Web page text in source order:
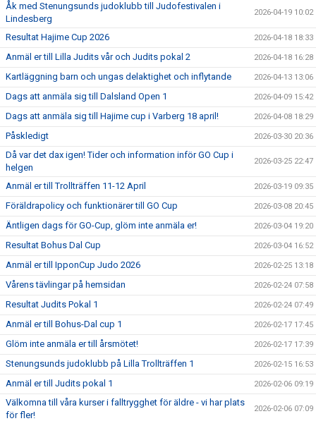
Åk med Stenungsunds judoklubb till Judofestivalen i
Lindesberg
2026-04-19 10:02
Resultat Hajime Cup 2026 2026-04-18 18:33
Anmäl er till Lilla Judits vår och Judits pokal 2 2026-04-18 16:28
Kartläggning barn och ungas delaktighet och inflytande 2026-04-13 13:06
Dags att anmäla sig till Dalsland Open 1 2026-04-09 15:42
Dags att anmäla sig till Hajime cup i Varberg 18 april! 2026-04-08 18:29
Påskledigt 2026-03-30 20:36
Då var det dax igen! Tider och information inför GO Cup i
helgen
2026-03-25 22:47
Anmäl er till Trollträffen 11-12 April 2026-03-19 09:35
Föräldrapolicy och funktionärer till GO Cup 2026-03-08 20:45
Äntligen dags för GO-Cup, glöm inte anmäla er! 2026-03-04 19:20
Resultat Bohus Dal Cup 2026-03-04 16:52
Anmäl er till IpponCup Judo 2026 2026-02-25 13:18
Vårens tävlingar på hemsidan 2026-02-24 07:58
Resultat Judits Pokal 1 2026-02-24 07:49
Anmäl er till Bohus-Dal cup 1 2026-02-17 17:45
Glöm inte anmäla er till årsmötet! 2026-02-17 17:39
Stenungsunds judoklubb på Lilla Trollträffen 1 2026-02-15 16:53
Anmäl er till Judits pokal 1 2026-02-06 09:19
Välkomna till våra kurser i falltrygghet för äldre - vi har plats
för fler!
2026-02-06 07:09